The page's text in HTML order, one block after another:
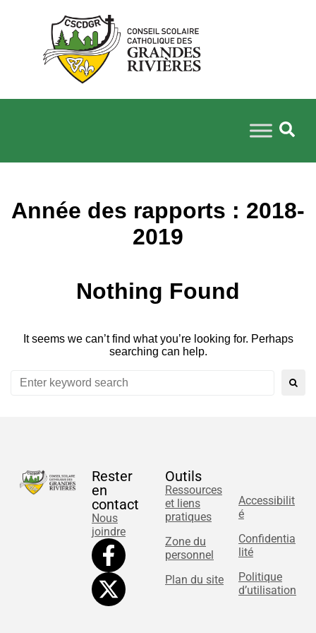
Année des rapports : 2018-
2019
Nothing Found
It seems we can’t find what you’re looking for. Perhaps
searching can help.
Rester
en
contact
Nous
joindre
Outils
Ressources
et liens
pratiques
Zone du
personnel
Plan du site
Accessibilit
é
Confidentia
lité
Politique
d’utilisation